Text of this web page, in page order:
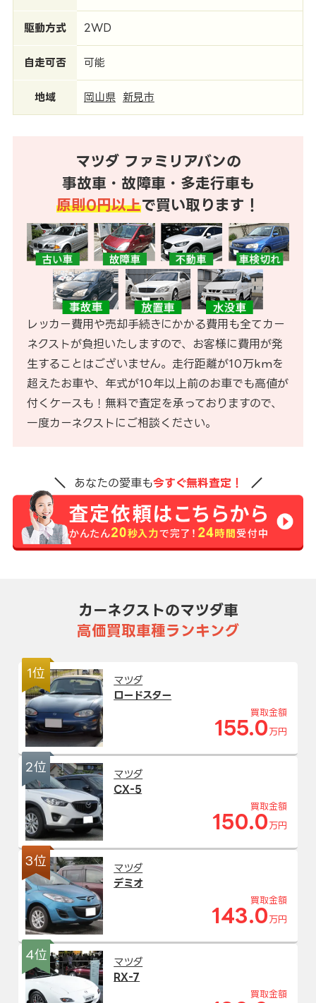
駆動方式 2WD
自走可否 可能
地域 岡山県 新見市
マツダ ファミリアバンの
事故車・故障車・多走行車も
原則0円以上で買い取ります！
レッカー費用や売却手続きにかかる費用も全てカー
ネクストが負担いたしますので、お客様に費用が発
生することはございません。走行距離が10万kmを
超えたお車や、年式が10年以上前のお車でも高値が
付くケースも！無料で査定を承っておりますので、
一度カーネクストにご相談ください。
あなたの愛車も今すぐ無料査定！
カーネクストのマツダ車
高価買取車種ランキング
1位
マツダ
ロードスター
買取金額
155.0 万円
2位
マツダ
CX-5
買取金額
150.0 万円
3位
マツダ
デミオ
買取金額
143.0 万円
4位
マツダ
RX-7
買取金額